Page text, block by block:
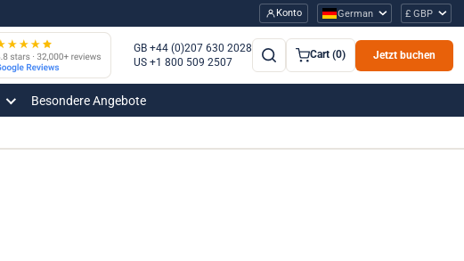
Konto German £ GBP
GB +44 (0)207 630 2028
US +1 800 509 2507
Cart (0) Jetzt buchen
Besondere Angebote